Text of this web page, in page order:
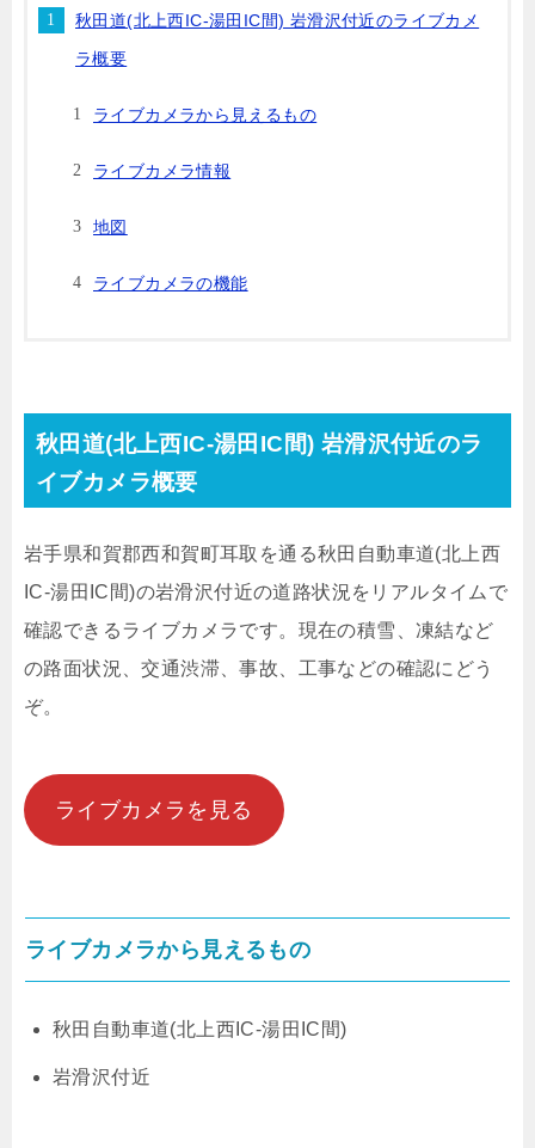
秋田道(北上西IC-湯田IC間) 岩滑沢付近のライブカメ
ラ概要
ライブカメラから見えるもの
ライブカメラ情報
地図
ライブカメラの機能
秋田道(北上西IC-湯田IC間) 岩滑沢付近のラ
イブカメラ概要
岩手県和賀郡西和賀町耳取を通る秋田自動車道(北上西
IC-湯田IC間)の岩滑沢付近の道路状況をリアルタイムで
確認できるライブカメラです。現在の積雪、凍結など
の路面状況、交通渋滞、事故、工事などの確認にどう
ぞ。
ライブカメラを見る
ライブカメラから見えるもの
秋田自動車道(北上西IC-湯田IC間)
岩滑沢付近